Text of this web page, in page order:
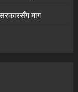
माग